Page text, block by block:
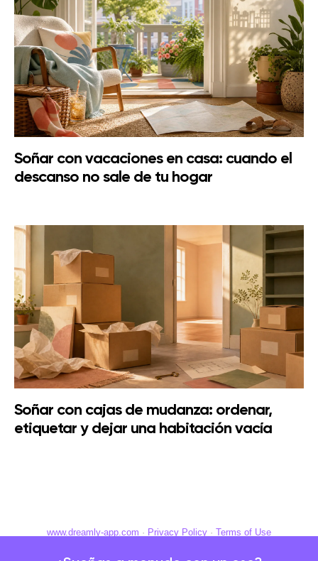
Soñar con vacaciones en casa: cuando el
descanso no sale de tu hogar
Soñar con cajas de mudanza: ordenar,
etiquetar y dejar una habitación vacía
www.dreamly-app.com · Privacy Policy · Terms of Use